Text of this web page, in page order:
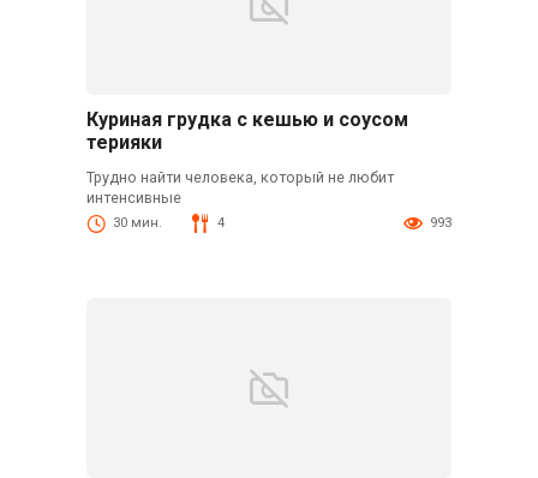
Куриная грудка с кешью и соусом
терияки
Трудно найти человека, который не любит
интенсивные
30 мин. 4 993